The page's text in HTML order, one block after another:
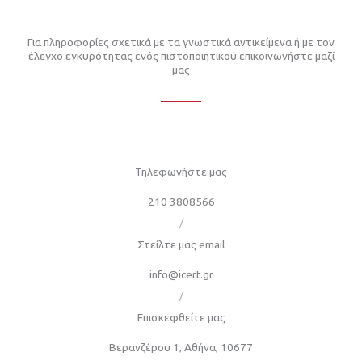
Για πληροφορίες σχετικά με τα γνωστικά αντικείμενα ή με τον
έλεγχο εγκυρότητας ενός πιστοποιητικού επικοινωνήστε μαζί
μας
Τηλεφωνήστε μας
210 3808566
/
Στείλτε μας email
info@icert.gr
/
Επισκεφθείτε μας
Βερανζέρου 1, Αθήνα, 10677